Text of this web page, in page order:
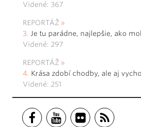
Videné: 367
REPORTÁŽ
Je tu parádne, najlepšie, ako
Videné: 297
REPORTÁŽ
Krása zdobí chodby, ale aj
Videné: 251